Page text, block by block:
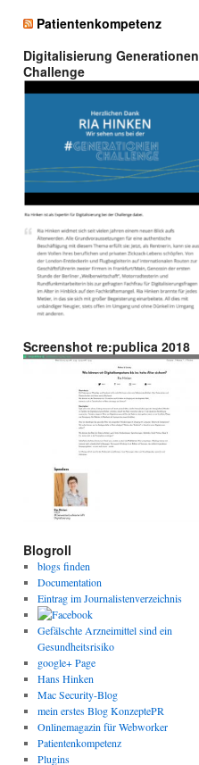
Patientenkompetenz
Digitalisierung Generationen
Challenge
Screenshot re:publica 2018
Blogroll
blogs finden
Documentation
Eintrag im Journalistenverzeichnis
Gefälschte Arzneimittel sind ein
Gesundheitsrisiko
google+ Page
Hans Hinken
Mac Security-Blog
mein erstes Blog KonzeptePR
Onlinemagazin für Webworker
Patientenkompetenz
Plugins